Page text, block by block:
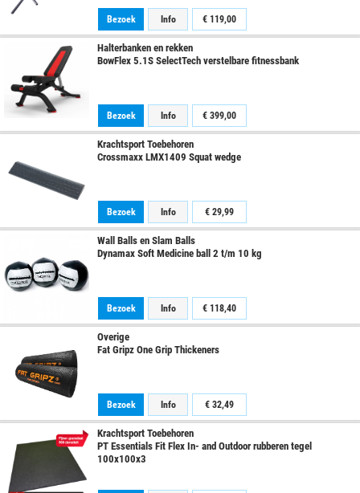
Bezoek Info € 119,00
Halterbanken en rekken
BowFlex 5.1S SelectTech verstelbare fitnessbank
Bezoek Info € 399,00
Krachtsport Toebehoren
Crossmaxx LMX1409 Squat wedge
Bezoek Info € 29,99
Wall Balls en Slam Balls
Dynamax Soft Medicine ball 2 t/m 10 kg
Bezoek Info € 118,40
Overige
Fat Gripz One Grip Thickeners
Bezoek Info € 32,49
Krachtsport Toebehoren
PT Essentials Fit Flex In- and Outdoor rubberen tegel
100x100x3